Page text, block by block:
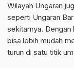
Wilayah Ungaran
seperti Ungaran
sekitarnya.
bisa lebih mudah
turun di satu titik